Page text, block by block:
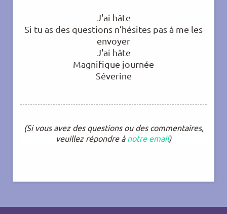
J'ai hâte
Si tu as des questions n’hésites pas à me les
envoyer
J'ai hâte
Magnifique journée
Séverine
(Si vous avez des questions ou des commentaires,
veuillez répondre à notre email)